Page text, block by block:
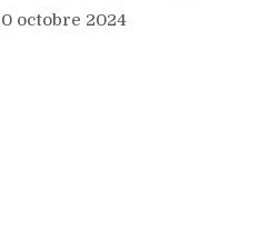
octobre 2024